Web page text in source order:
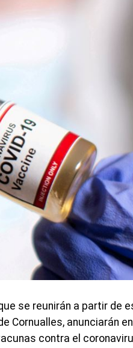
se reunirán a partir de
Cornualles, anunciarán en
contra el